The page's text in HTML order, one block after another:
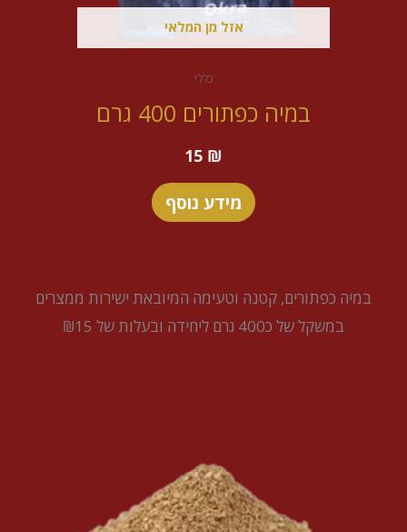
אזל מן המלאי
כללי
במיה כפתורים 400 גרם
15 ₪
מידע נוסף
במיה כפתורים, קטנה וטעימה המיובאת ישירות ממצרים
במשקל של כ400 גרם ליחידה ובעלות של ₪15